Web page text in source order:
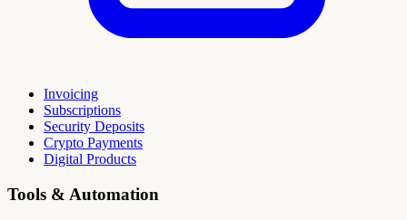
Invoicing
Subscriptions
Security Deposits
Crypto Payments
Digital Products
Tools & Automation